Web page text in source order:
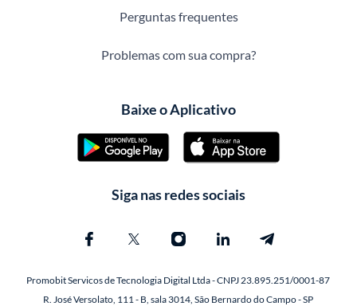
Perguntas frequentes
Problemas com sua compra?
Baixe o Aplicativo
Siga nas redes sociais
Promobit Servicos de Tecnologia Digital Ltda - CNPJ 23.895.251/0001-87
R. José Versolato, 111 - B, sala 3014, São Bernardo do Campo - SP